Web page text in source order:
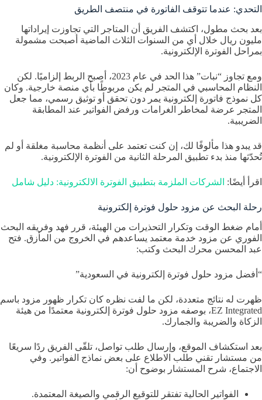
التحدي: عندما تتوقف الفاتورة في منتصف الطريق
بعد بحث مطول، اكتشف الفريق أن المتاجر التي تجاوزت إيراداتها
مليون ريال خلال أي من السنوات الثلاث الماضية أصبحت مشمولة
بمراحل الفوترة الإلكترونية.
ومع تجاوز “نبات” هذا الحد في عام 2023، أصبح الربط إلزاميًا. لكن
النظام المحاسبي في المتجر لم يكن مربوطًا بأي منصة خارجية. وكان
كل نموذج فاتورة إلكترونية يمر دون تحقق أو توثيق رسمي، مما جعل
المتجر عرضة لمخاطر الغرامات ورفض الفواتير عند المطابقة
الضريبية.
قد يبدو هذا مألوفًا لك، إن كنت تعتمد على أنظمة محاسبة مغلقة أو لم
تُحدّثها منذ بدء تطبيق المرحلة الثانية من الفوترة الإلكترونية.
اقرأ أيضًا: الشركات الملزمة بتطبيق الفوترة الالكترونية: دليل شامل
رحلة البحث عن مزود حلول فوترة إلكترونية
أمام ضغط الوقت وتكرار التحذيرات من الهيئة، قرر فهد وفريقه البحث
الفوري عن مزود خدمة معتمد يساعدهم في الخروج من المأزق. فتح
عبد المحسن محرك البحث وكتب:
“أفضل مزود حلول فوترة إلكترونية في السعودية”
ظهرت له نتائج متعددة، لكن ما لفت نظره كان تكرار ظهور مزود باسم
EZ Integrated، بوصفه مزود حلول فوترة إلكترونية معتمدًا من هيئة
الزكاة والضريبة والجمارك.
بعد استكشاف الموقع، وإرسال طلب تواصل، تلقّى الفريق ردًا سريعًا
من مستشار تقني طلب الاطلاع على بعض نماذج الفواتير. وفي
الاجتماع، شرح المستشار بوضوح أن:
الفواتير الحالية تفتقر للتوقيع الرقمي والصيغة المعتمدة.